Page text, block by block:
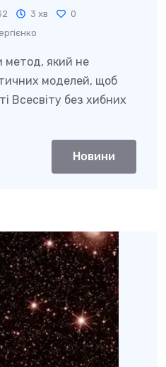
3 хв
0
метод, який не
моделей, щоб
Всесвіту без хибних
Новини